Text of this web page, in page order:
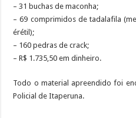
– 31 buchas de maconha;
– 69 comprimidos de tadalafila
érétil);
– 160 pedras de crack;
– R$ 1.735,50 em dinheiro.
Todo o material apreendido foi
Policial de Itaperuna.